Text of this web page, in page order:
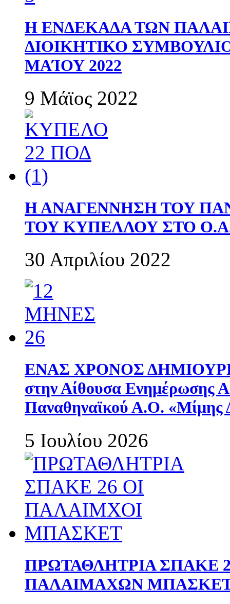
Η ΕΝΔΕΚΑΔΑ ΤΩΝ
ΔΙΟΙΚΗΤΙΚΟ
ΜΑΊΟΥ 2022
9 Μάϊος 2022
Η ΑΝΑΓΕΝΝΗΣΗ ΤΟΥ
ΤΟΥ ΚΥΠΕΛΛΟΥ ΣΤΟ
30 Απριλίου 2022
ΕΝΑΣ ΧΡΟΝΟΣ
στην Αίθουσα Ενημέρωσης
Παναθηναϊκού Α.Ο. «Μίμης
5 Ιουλίου 2026
ΠΡΩΤΑΘΛΗΤΡΙΑ ΣΠΑΚΕ
ΠΑΛΑΙΜΑΧΩΝ